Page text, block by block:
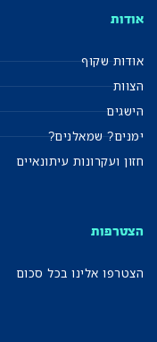
אודות
אודות שקוף
הצוות
הישגים
ימנים? שמאלנים?
חזון ועקרונות עיתונאיים
הצטרפות
הצטרפו אלינו בכל סכום